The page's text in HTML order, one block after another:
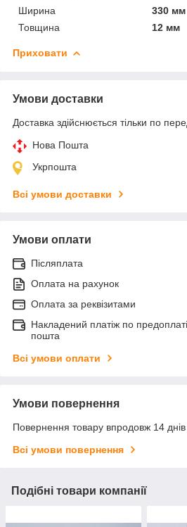
Ширина
330 мм
Товщина
12 мм
Приховати
Умови доставки
Доставка здійснюється тільки по
Нова Пошта
Укрпошта
Всі умови доставки
Умови оплати
Післяплата
Оплата на рахунок
Оплата за реквізитами
Накладений платіж по
пошта
Всі умови оплати
Умови повернення
Повернення товару впродовж 14
Всі умови повернення
Подібні товари компанії